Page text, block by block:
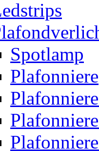
Spotlamp
Plafonniere